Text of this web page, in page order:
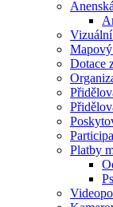
Vizuální
Mapový
Dotace
Platby